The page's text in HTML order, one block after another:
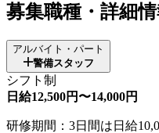
募集職種・詳細
アルバイト・パート
警備スタッフ
シフト制
日給12,500円〜14,000円
研修期間：3日間は日給